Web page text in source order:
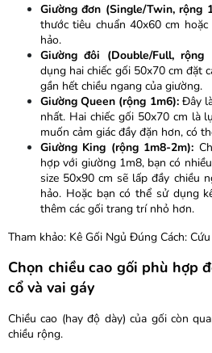
Giường đơn (Single/Twin, rộng
thước tiêu chuẩn 40x60 cm
hảo.
Giường đôi (Double/Full, rộng
dụng hai chiếc gối 50x70 cm đặt
gần hết chiều ngang của giường.
Giường Queen (rộng 1m6):Đây
nhất. Hai chiếc gối 50x70 cm là
muốn cảm giác đầy đặn hơn, có
Giường King (rộng 1m8-2m):
hợp với giường 1m8, bạn có
size 50x90 cm sẽ lấp đầy chiều
hảo. Hoặc bạn có thể sử dụng
thêm các gối trang trí nhỏ hơn.
Tham khảo: Kê Gối Ngủ Đúng Cách:
Chọn chiều cao gối phù hợp
cổ và vai gáy
Chiều cao (hay độ dày) của gối còn
chiều rộng.